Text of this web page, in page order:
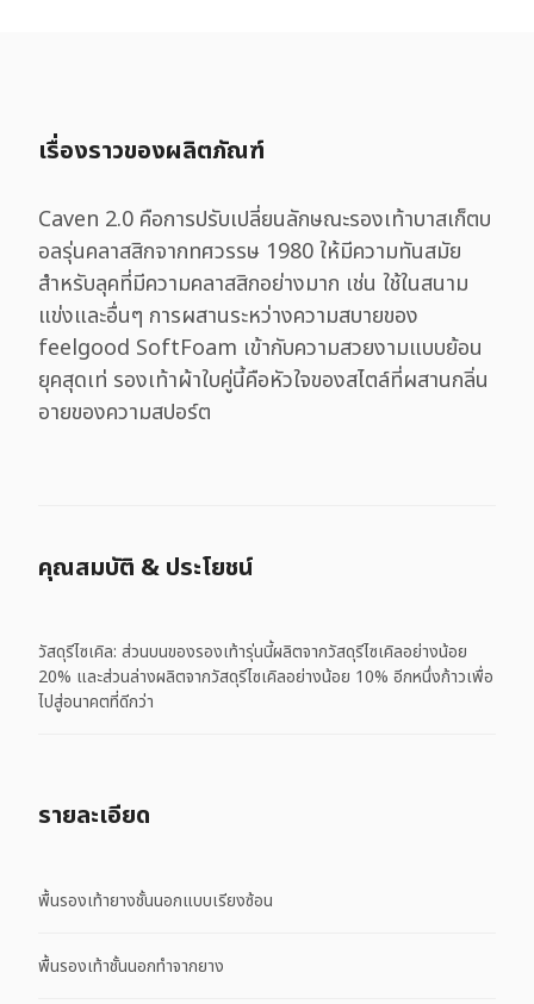
เรื่องราวของผลิตภัณฑ์
Caven 2.0 คือการปรับเปลี่ยนลักษณะรองเท้าบาสเก็ตบ
อลรุ่นคลาสสิกจากทศวรรษ 1980 ให้มีความทันสมัย
สำหรับลุคที่มีความคลาสสิกอย่างมาก เช่น ใช้ในสนาม
แข่งและอื่นๆ การผสานระหว่างความสบายของ
feelgood SoftFoam เข้ากับความสวยงามแบบย้อน
ยุคสุดเท่ รองเท้าผ้าใบคู่นี้คือหัวใจของสไตล์ที่ผสานกลิ่น
อายของความสปอร์ต
คุณสมบัติ & ประโยชน์
วัสดุรีไซเคิล: ส่วนบนของรองเท้ารุ่นนี้ผลิตจากวัสดุรีไซเคิลอย่างน้อย
20% และส่วนล่างผลิตจากวัสดุรีไซเคิลอย่างน้อย 10% อีกหนึ่งก้าวเพื่อ
ไปสู่อนาคตที่ดีกว่า
รายละเอียด
พื้นรองเท้ายางชั้นนอกแบบเรียงซ้อน
พื้นรองเท้าชั้นนอกทำจากยาง